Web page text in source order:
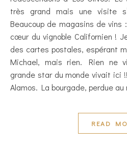
très grand mais une visite
Beaucoup de magasins de vins
cœur du vignoble Californien !
des cartes postales, espérant
Michael, mais rien. Rien ne
grande star du monde vivait ici
Alamos. La bourgade, perdue
READ